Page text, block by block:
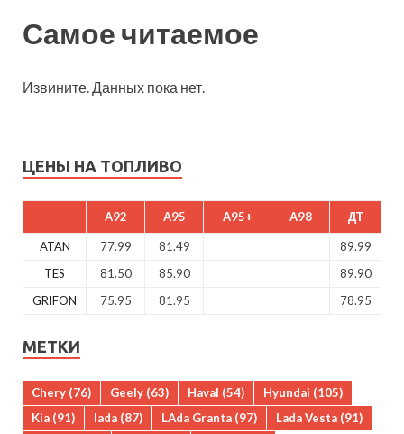
Самое читаемое
Извините. Данных пока нет.
ЦЕНЫ НА ТОПЛИВО
A92 A95 A95+ A98 ДТ
ATAN 77.99 81.49
89.99
TES
81.50 85.90
89.90
GRIFON
75.95 81.95 78.95
МЕТКИ
Chery (76) Geely (63) Haval (54) Hyundai (105)
Kia (91) lada (87) LAda Granta (97) Lada Vesta (91)